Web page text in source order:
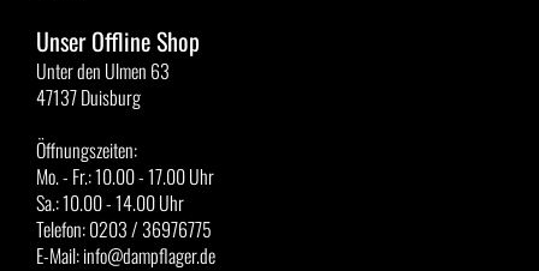
Unser Offline Shop
Unter den Ulmen 63
47137 Duisburg
Öffnungszeiten:
Mo. - Fr.: 10.00 - 17.00 Uhr
Sa.: 10.00 - 14.00 Uhr
Telefon: 0203 / 36976775
E-Mail: info@dampflager.de